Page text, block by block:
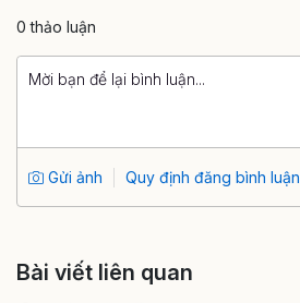
0 thảo luận
Gửi ảnh Quy định đăng bình luận
Bài viết liên quan